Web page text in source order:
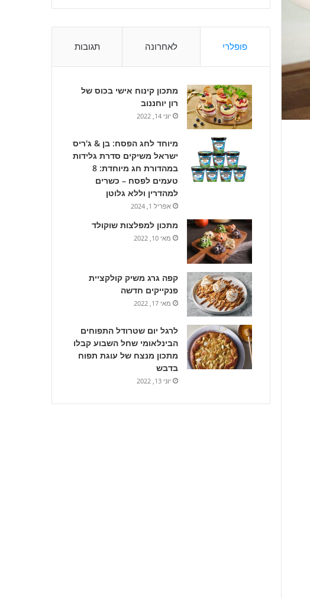
פופלרי לאחרונה תגובות
מתכון קינוח אישי בכוס של
רון יוחננוב
יוני 14, 2022
מיוחד לחג הפסח: בן & ג'ריס
ישראל משיקים סדרת גלידות
במהדורת חג מיוחדת: 8
טעמים לפסח – כשרים
למהדרין וללא גלוטן
אפריל 1, 2024
מתכון למפלצות שוקולד
מאי 10, 2022
קפה גרג משיק קולקציית
פנקייקים חדשה
מאי 17, 2022
לרגל יום שטרודל התפוחים
הבינלאומי שחל השבוע קבלו
מתכון מנצח של עוגת תפוח
בדבש
יוני 13, 2022